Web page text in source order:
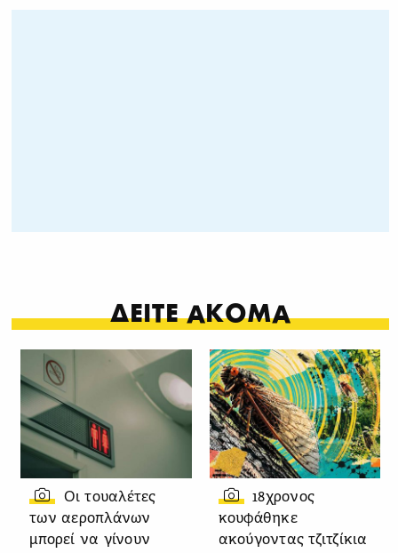
ΔΕΙΤΕ ΑΚΟΜΑ
Οι τουαλέτες
των αεροπλάνων
μπορεί να γίνουν
18χρονος
κουφάθηκε
ακούγοντας τζιτζίκια